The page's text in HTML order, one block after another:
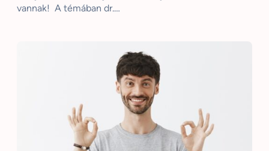
vannak! A témában dr.…